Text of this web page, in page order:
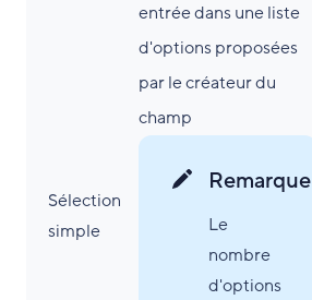
Sélection
simple
entrée dans une liste
d'options proposées
par le créateur du
champ
Remarque
Le
nombre
d'options